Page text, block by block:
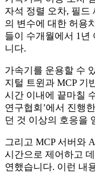
자석 정렬 오차, 필드
의 변수에 대한 허용
들이 수개월에서 1년
니다.
가속기를 운용할 수
지털 트윈과 MCP 기
시간 이내에 끝마칠
연구협회’에서 진행
던 것 이상의 호응을
그리고 MCP 서버와
시간으로 제어하고
연했습니다. 이런 내